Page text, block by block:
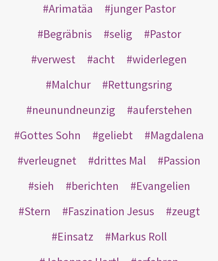
Arimatäa
junger Pastor
Begräbnis
selig
Pastor
verwest
acht
widerlegen
Malchur
Rettungsring
neunundneunzig
auferstehen
Gottes Sohn
geliebt
Magdalena
verleugnet
drittes Mal
Passion
sieh
berichten
Evangelien
Stern
Faszination Jesus
zeugt
Einsatz
Markus Roll